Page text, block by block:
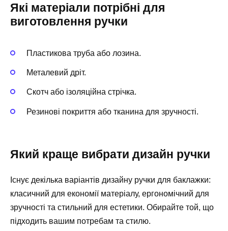
Які матеріали потрібні для
виготовлення ручки
Пластикова труба або лозина.
Металевий дріт.
Скотч або ізоляційна стрічка.
Резинові покриття або тканина для зручності.
Який краще вибрати дизайн ручки
Існує декілька варіантів дизайну ручки для баклажки:
класичний для економії матеріалу, ергономічний для
зручності та стильний для естетики. Обирайте той, що
підходить вашим потребам та стилю.